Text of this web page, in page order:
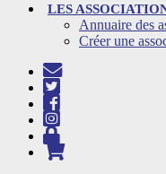
LES
Annuaire des
Créer une